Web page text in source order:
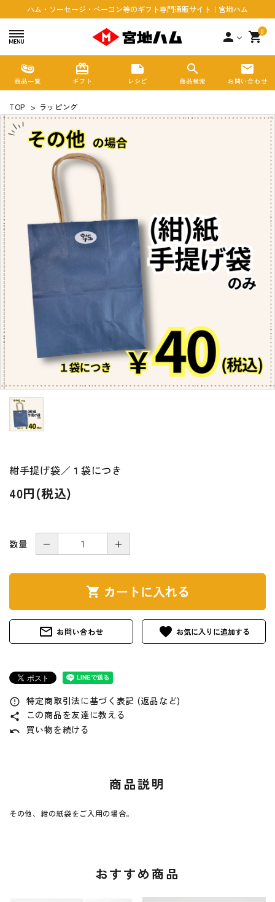
ハム・ソーセージ・ベーコン等のギフト専門通販サイト｜宮地ハム
person 0
shopping_cart
商品一覧
redeem
ギフト
note
レシピ
search
商品検索
mail
お問い合わせ
search
ACCOUNT MENU
ようこそ ゲスト 様
ログイン person
カテゴリーから探す
WEB限定セット
ハム・ベーコン
その他
ガイドライン
会社概要
TOP > ラッピング
紺手提げ袋／１袋につき
40円(税込)
数量 － ＋
shopping_cart カートに入れる
mail_outline お問い合わせ favorite
error_outline 特定商取引法に基づく表記 (返品など)
share この商品を友達に教える
undo 買い物を続ける
商品説明
その他、紺の紙袋をご入用の場合。
おすすめ商品